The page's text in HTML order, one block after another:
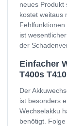
neues Produkt
kostet weitaus
Fehlfunktionen
ist
der
Einfacher
T400s
Der
ist besonders
Wechselakku
benötigt.